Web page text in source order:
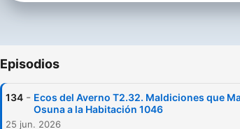
tiempo, este
del
Episodios
134 - Ecos del Averno T2.32. Maldiciones que
Osuna a la Habitación 1046
25 jun. 2026